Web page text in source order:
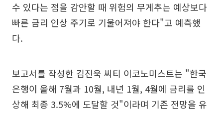
수 있다는 점을 감안할 때 위험의 무게추는 예상보다
빠른 금리 인상 주기로 기울어져야 한다"고 예측했
다.
보고서를 작성한 김진욱 씨티 이코노미스트는 "한국
은행이 올해 7월과 10월, 내년 1월, 4월에 금리를 인
상해 최종 3.5%에 도달할 것"이라며 기존 전망을 유